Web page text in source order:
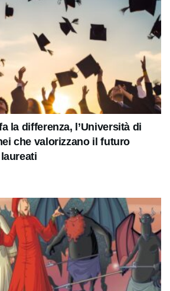
la differenza, l’Università di
che valorizzano il futuro